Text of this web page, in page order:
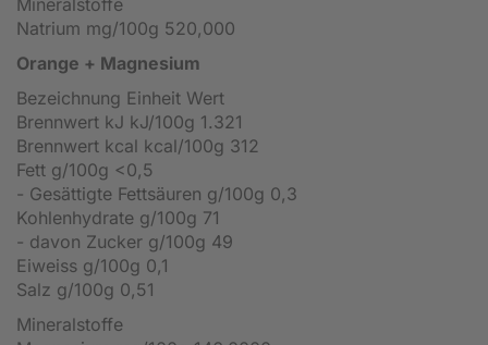
Natrium mg/100g 520,000
Orange + Magnesium
Bezeichnung Einheit Wert
Brennwert kJ kJ/100g 1.321
Brennwert kcal kcal/100g 312
Fett g/100g <0,5
- Gesättigte Fettsäuren g/100g 0,3
Kohlenhydrate g/100g 71
- davon Zucker g/100g 49
Eiweiss g/100g 0,1
Salz g/100g 0,51
Mineralstoffe